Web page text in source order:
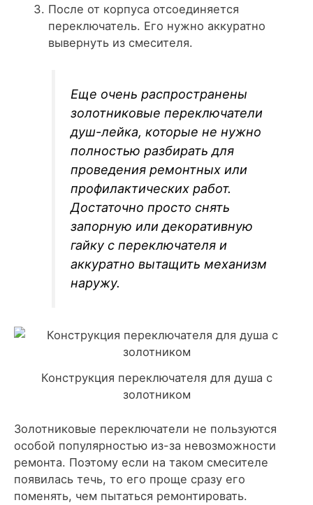
После от корпуса отсоединяется
переключатель. Его нужно аккуратно
вывернуть из смесителя.
Еще очень распространены
золотниковые переключатели
душ-лейка, которые не нужно
полностью разбирать для
проведения ремонтных или
профилактических работ.
Достаточно просто снять
запорную или декоративную
гайку с переключателя и
аккуратно вытащить механизм
наружу.
Конструкция переключателя для душа с
золотником
Золотниковые переключатели не пользуются
особой популярностью из-за невозможности
ремонта. Поэтому если на таком смесителе
появилась течь, то его проще сразу его
поменять, чем пытаться ремонтировать.